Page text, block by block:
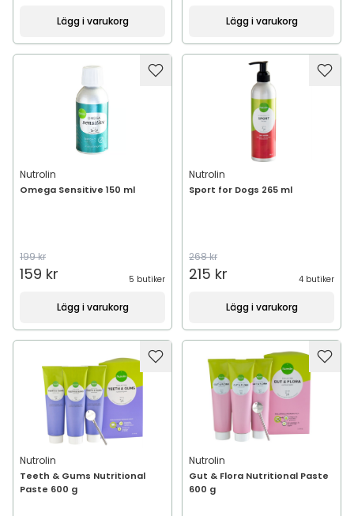
Lägg i varukorg Lägg i varukorg
Nutrolin
Omega Sensitive 150 ml
199 kr
159 kr 5 butiker
Lägg i varukorg
Nutrolin
Sport for Dogs 265 ml
268 kr
215 kr 4 butiker
Lägg i varukorg
Nutrolin
Teeth & Gums Nutritional
Paste 600 g
Nutrolin
Gut & Flora Nutritional Paste
600 g